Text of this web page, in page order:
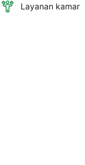
Layanan kamar